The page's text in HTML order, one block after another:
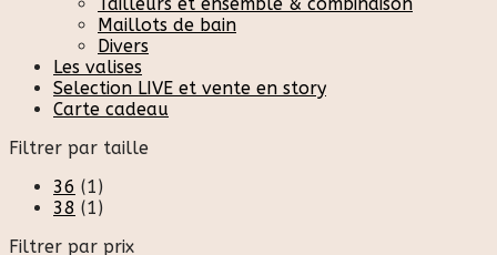
Maillots de bain
Divers
Les valises
Selection LIVE et vente en story
Carte cadeau
Filtrer par taille
36 (1)
38 (1)
Filtrer par prix